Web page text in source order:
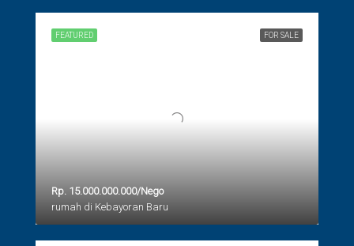
FOR SALE
FEATURED
Rp. 15.000.000.000/Nego
rumah di Kebayoran Baru